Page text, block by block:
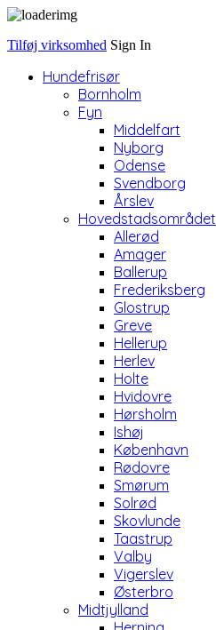
Tilføj virksomhed Sign In
Hundefrisør
Bornholm
Fyn
Middelfart
Nyborg
Odense
Svendborg
Årslev
Hovedstadsområdet
Allerød
Amager
Ballerup
Frederiksberg
Glostrup
Greve
Hellerup
Herlev
Holte
Hvidovre
Hørsholm
Ishøj
København
Rødovre
Smørum
Solrød
Skovlunde
Taastrup
Valby
Vigerslev
Østerbro
Midtjylland